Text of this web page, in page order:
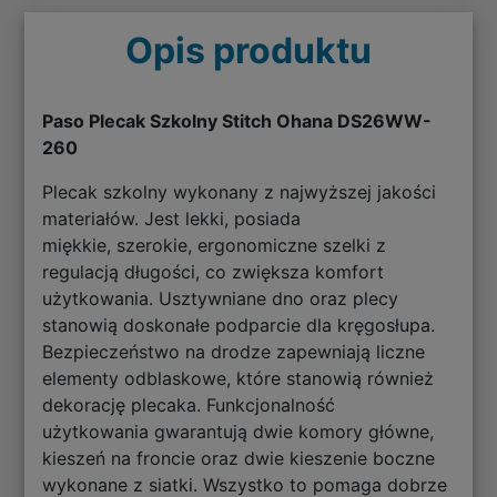
Opis produktu
Paso Plecak Szkolny Stitch Ohana DS26WW-
260
Plecak szkolny wykonany z najwyższej jakości
materiałów. Jest lekki, posiada
miękkie, szerokie, ergonomiczne szelki z
regulacją długości, co zwiększa komfort
użytkowania. Usztywniane dno oraz plecy
stanowią doskonałe podparcie dla kręgosłupa.
Bezpieczeństwo na drodze zapewniają liczne
elementy odblaskowe, które stanowią również
dekorację plecaka. Funkcjonalność
użytkowania gwarantują dwie komory główne,
kieszeń na froncie oraz dwie kieszenie boczne
wykonane z siatki. Wszystko to pomaga dobrze